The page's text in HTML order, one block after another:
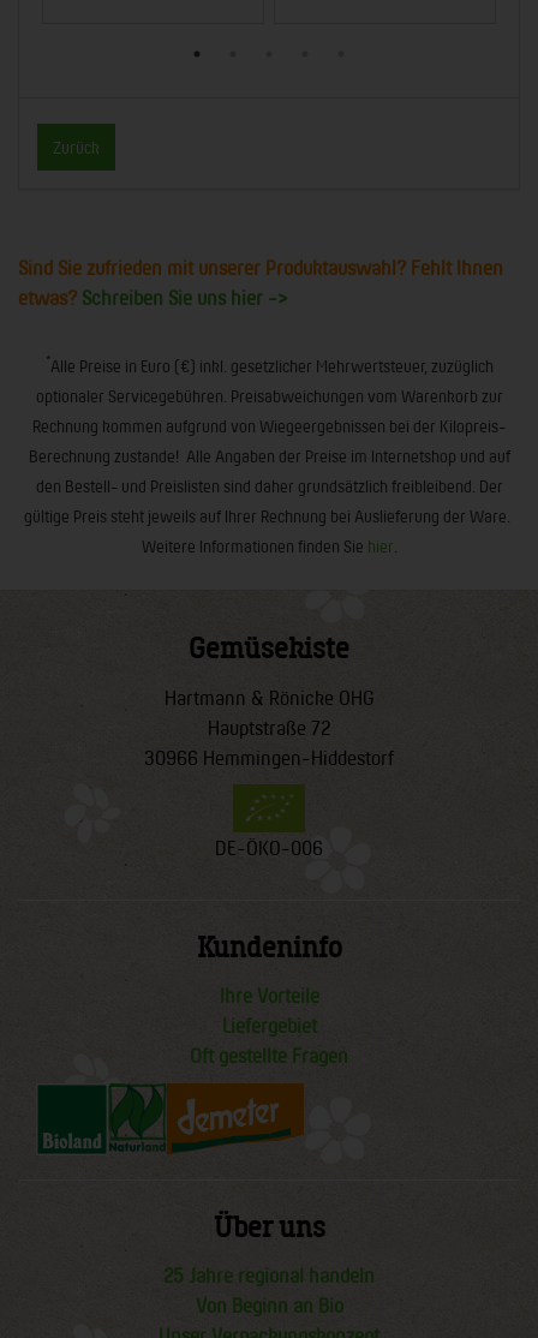
Zurück
Sind Sie zufrieden mit unserer Produktauswahl? Fehlt Ihnen
etwas? Schreiben Sie uns hier ->
*Alle Preise in Euro (€) inkl. gesetzlicher Mehrwertsteuer, zuzüglich
optionaler Servicegebühren. Preisabweichungen vom Warenkorb zur
Rechnung kommen aufgrund von Wiegeergebnissen bei der Kilopreis-
Berechnung zustande! Alle Angaben der Preise im Internetshop und auf
den Bestell- und Preislisten sind daher grundsätzlich freibleibend. Der
gültige Preis steht jeweils auf Ihrer Rechnung bei Auslieferung der Ware.
Weitere Informationen finden Sie hier
Gemüsekiste
Hartmann & Rönicke OHG
Hauptstraße 72
30966 Hemmingen-Hiddestorf
DE-ÖKO-006
Kundeninfo
Ihre Vorteile
Liefergebiet
Oft gestellte Fragen
Über uns
25 Jahre regional handeln
Von Beginn an Bio